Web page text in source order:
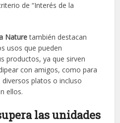
de “Interés de la
Naturetambién destacan
usos que pueden
productos, ya que sirven
con amigos, como para
platos o incluso
ellos.
las unidades